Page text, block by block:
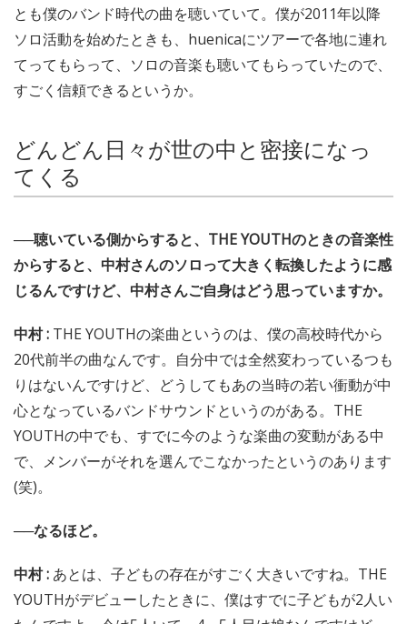
とも僕のバンド時代の曲を聴いていて。僕が2011年以降
ソロ活動を始めたときも、huenicaにツアーで各地に連れ
てってもらって、ソロの音楽も聴いてもらっていたので、
すごく信頼できるというか。
どんどん日々が世の中と密接になっ
てくる
──聴いている側からすると、THE YOUTHのときの音楽性
からすると、中村さんのソロって大きく転換したように感
じるんですけど、中村さんご自身はどう思っていますか。
中村 : THE YOUTHの楽曲というのは、僕の高校時代から
20代前半の曲なんです。自分中では全然変わっているつも
りはないんですけど、どうしてもあの当時の若い衝動が中
心となっているバンドサウンドというのがある。THE
YOUTHの中でも、すでに今のような楽曲の変動がある中
で、メンバーがそれを選んでこなかったというのあります
(笑)。
──なるほど。
中村 : あとは、子どもの存在がすごく大きいですね。THE
YOUTHがデビューしたときに、僕はすでに子どもが2人い